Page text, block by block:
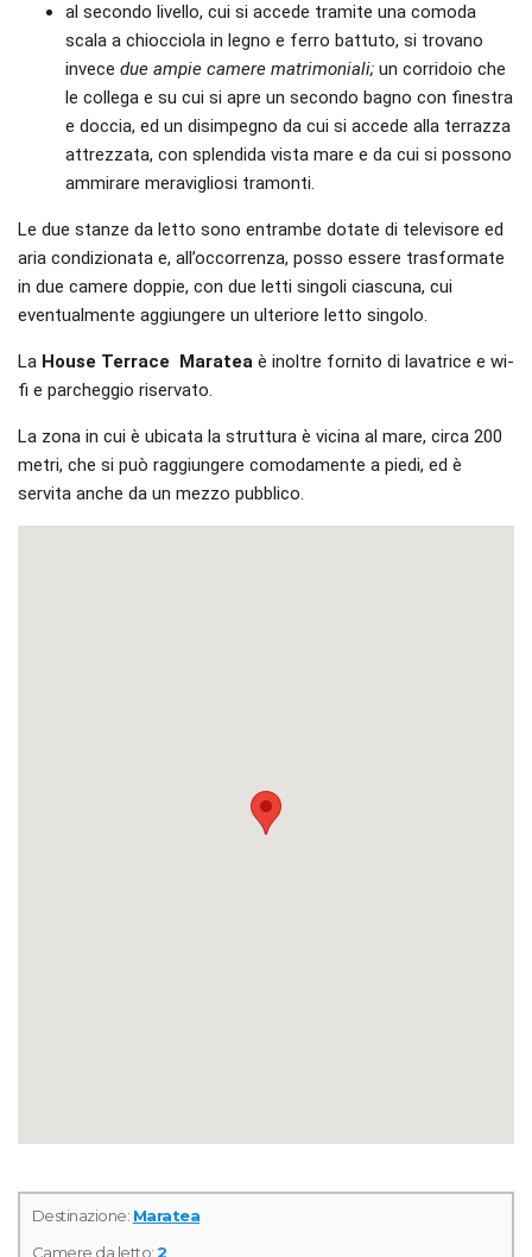
al secondo livello, cui si accede tramite una comoda
scala a chiocciola in legno e ferro battuto, si trovano
invece due ampie camere matrimoniali; un corridoio che
le collega e su cui si apre un secondo bagno con finestra
e doccia, ed un disimpegno da cui si accede alla terrazza
attrezzata, con splendida vista mare e da cui si possono
ammirare meravigliosi tramonti.
Le due stanze da letto sono entrambe dotate di televisore ed
aria condizionata e, all’occorrenza, posso essere trasformate
in due camere doppie, con due letti singoli ciascuna, cui
eventualmente aggiungere un ulteriore letto singolo.
La House Terrace Maratea è inoltre fornito di lavatrice e wi-
fi e parcheggio riservato.
La zona in cui è ubicata la struttura è vicina al mare, circa 200
metri, che si può raggiungere comodamente a piedi, ed è
servita anche da un mezzo pubblico.
Destinazione: Maratea
Camere da letto:2